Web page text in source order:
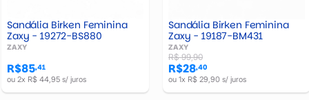
Sandália Birken Feminina
Zaxy - 19272-BS880
ZAXY
R$85,41
ou 2x R$ 44,95 s/ juros
Sandália Birken Feminina
Zaxy - 19187-BM431
ZAXY
R$ 99,90
R$28,40
ou 1x R$ 29,90 s/ juros